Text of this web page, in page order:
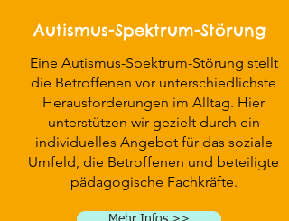
Autismus-Spektrum-Störung
Eine Autismus-Spektrum-Störung stellt
die Betroffenen vor unterschiedlichste
Herausforderungen im Alltag. Hier
unterstützen wir gezielt durch ein
individuelles Angebot für das soziale
Umfeld, die Betroffenen und beteiligte
pädagogische Fachkräfte.